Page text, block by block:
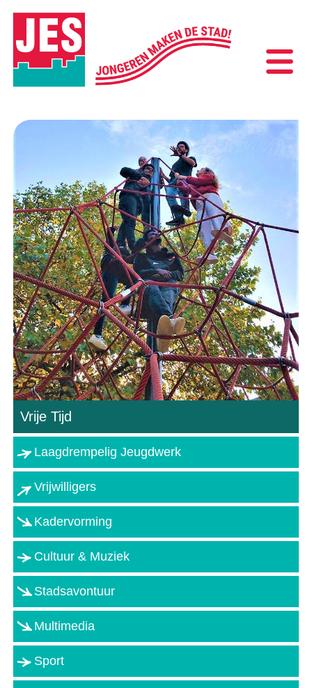
Vrije Tijd
Laagdrempelig Jeugdwerk
Vrijwilligers
Kadervorming
Cultuur & Muziek
Stadsavontuur
Multimedia
Sport